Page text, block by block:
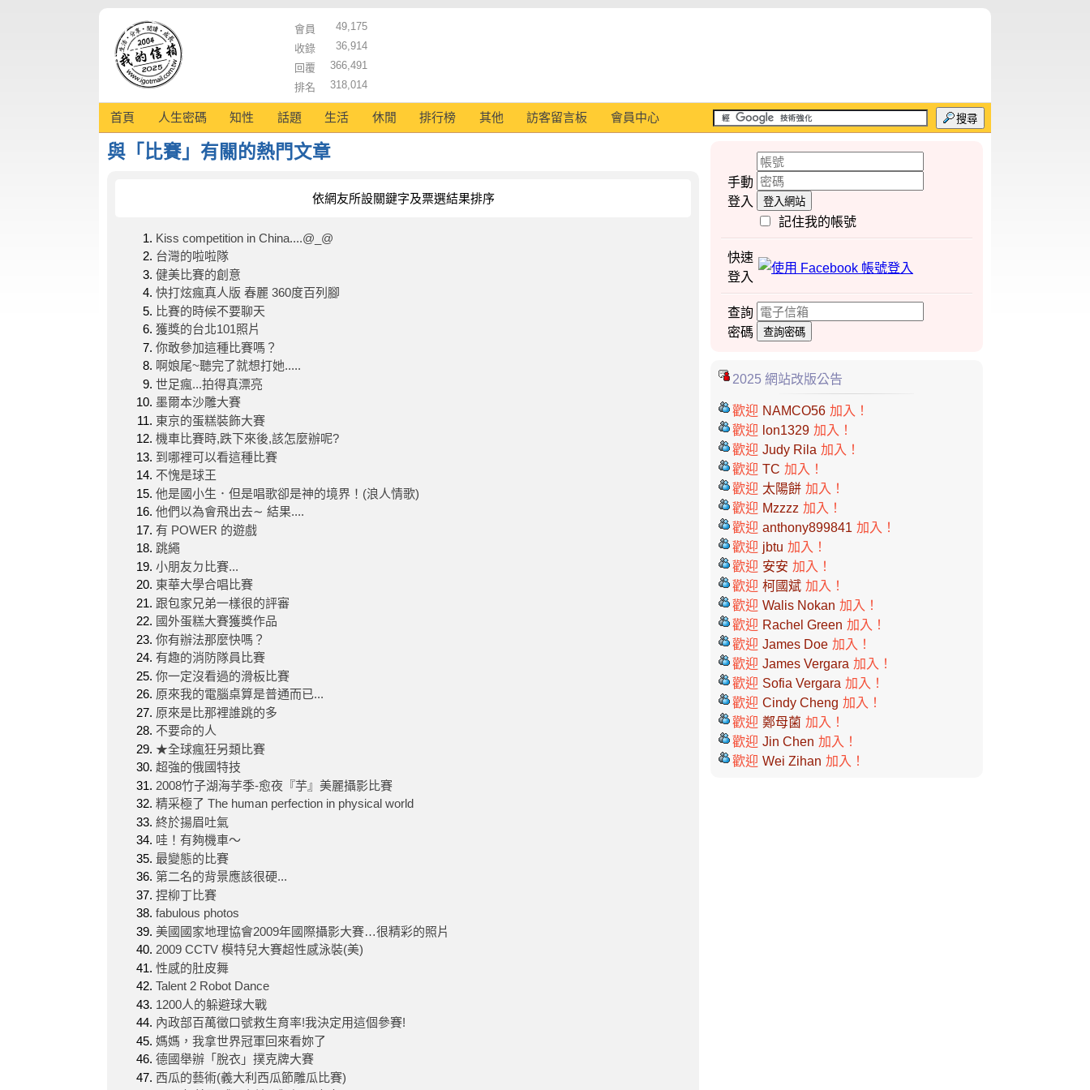
會員
49,175
收錄
36,914
回覆
366,491
排名
318,014
首頁 人生密碼 知性 話題 生活 休閒 排行榜 其他 訪客留言板 會員中心 搜尋
與「比賽」有關的熱門文章
依網友所設關鍵字及票選結果排序
Kiss competition in China....@_@
台灣的啦啦隊
健美比賽的創意
快打炫瘋真人版 春麗 360度百列腳
比賽的時候不要聊天
獲獎的台北101照片
你敢參加這種比賽嗎？
啊娘尾~聽完了就想打她.....
世足瘋...拍得真漂亮
墨爾本沙雕大賽
東京的蛋糕裝飾大賽
機車比賽時,跌下來後,該怎麼辦呢?
到哪裡可以看這種比賽
不愧是球王
他是國小生．但是唱歌卻是神的境界！(浪人情歌)
他們以為會飛出去∼ 結果....
有 POWER 的遊戲
跳繩
小朋友ㄉ比賽...
東華大學合唱比賽
跟包家兄弟一樣很的評審
國外蛋糕大賽獲獎作品
你有辦法那麼快嗎？
有趣的消防隊員比賽
你一定沒看過的滑板比賽
原來我的電腦桌算是普通而已...
原來是比那裡誰跳的多
不要命的人
★全球瘋狂另類比賽
超強的俄國特技
2008竹子湖海芋季-愈夜『芋』美麗攝影比賽
精采極了 The human perfection in physical world
終於揚眉吐氣
哇！有夠機車～
最變態的比賽
第二名的背景應該很硬...
捏柳丁比賽
fabulous photos
美國國家地理協會2009年國際攝影大賽…很精彩的照片
2009 CCTV 模特兒大賽超性感泳裝(美)
性感的肚皮舞
Talent 2 Robot Dance
1200人的躲避球大戰
內政部百萬徵口號救生育率!我決定用這個參賽!
媽媽，我拿世界冠軍回來看妳了
德國舉辦「脫衣」撲克牌大賽
西瓜的藝術(義大利西瓜節雕瓜比賽)
手動
登入
登入網站
記住我的帳號
快速
登入
查詢
密碼
查詢密碼
2025 網站改版公告
歡迎 NAMCO56 加入！
歡迎 lon1329 加入！
歡迎 Judy Rila 加入！
歡迎 TC 加入！
歡迎 太陽餅 加入！
歡迎 Mzzzz 加入！
歡迎 anthony899841 加入！
歡迎 jbtu 加入！
歡迎 安安 加入！
歡迎 柯國斌 加入！
歡迎 Walis Nokan 加入！
歡迎 Rachel Green 加入！
歡迎 James Doe 加入！
歡迎 James Vergara 加入！
歡迎 Sofia Vergara 加入！
歡迎 Cindy Cheng 加入！
歡迎 鄭母菌 加入！
歡迎 Jin Chen 加入！
歡迎 Wei Zihan 加入！